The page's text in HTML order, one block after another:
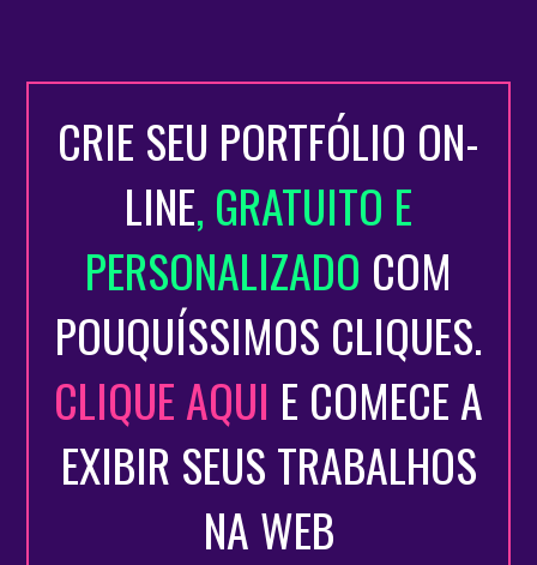
CRIE SEU PORTFÓLIO ON-
LINE, GRATUITO E
PERSONALIZADO COM
POUQUÍSSIMOS CLIQUES.
CLIQUE AQUI E COMECE A
EXIBIR SEUS TRABALHOS
NA WEB